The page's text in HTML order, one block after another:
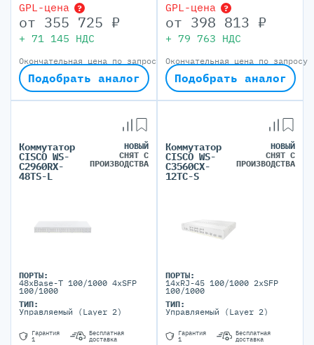
GPL-цена ?
от 355 725 ₽
+ 71 145 НДС
Окончательная цена по запросу
Подобрать аналог
GPL-цена ?
от 398 813 ₽
+ 79 763 НДС
Окончательная цена по запросу
Подобрать аналог
Коммутатор
CISCO WS-
C2960RX-
48TS-L
НОВЫЙ
СНЯТ С
ПРОИЗВОДСТВА
ПОРТЫ:
48xBase-T 100/1000 4xSFP
100/1000
ТИП:
Управляемый (Layer 2)
Гарантия
1
Бесплатная
доставка
Коммутатор
CISCO WS-
C3560CX-
12TC-S
НОВЫЙ
СНЯТ С
ПРОИЗВОДСТВА
ПОРТЫ:
14xRJ-45 100/1000 2xSFP
100/1000
ТИП:
Управляемый (Layer 2)
Гарантия
1
Бесплатная
доставка